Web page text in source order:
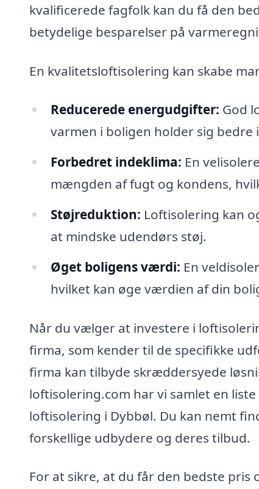
kvalificerede fagfolk kan du få den
betydelige besparelser på
En kvalitetsloftisolering kan skabe
Reducerede energudgifter: God
varmen i boligen holder sig bedre
Forbedret indeklima: En
mængden af fugt og kondens,
Støjreduktion: Loftisolering kan
at mindske udendørs støj.
Øget boligens værdi: En
hvilket kan øge værdien af din
Når du vælger at investere i
firma, som kender til de specifikke
firma kan tilbyde skræddersyede
loftisolering.com har vi samlet en
loftisolering i Dybbøl. Du kan nemt
forskellige udbydere og deres tilbud.
For at sikre, at du får den bedste